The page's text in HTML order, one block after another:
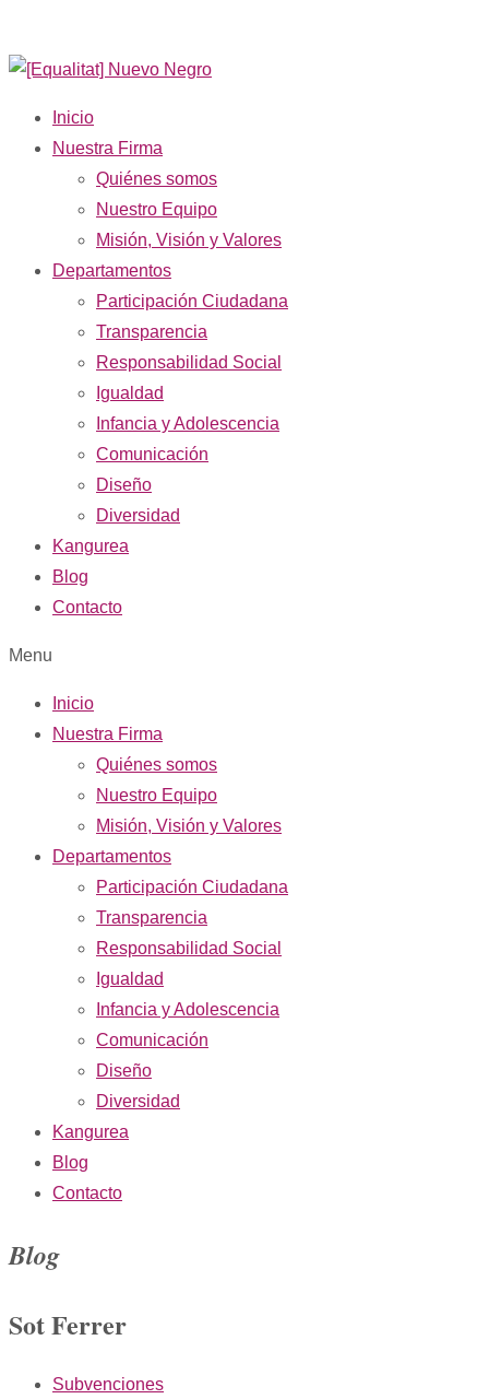
Inicio
Nuestra Firma
Quiénes somos
Nuestro Equipo
Misión, Visión y Valores
Departamentos
Participación Ciudadana
Transparencia
Responsabilidad Social
Igualdad
Infancia y Adolescencia
Comunicación
Diseño
Diversidad
Kangurea
Blog
Contacto
Menu
Inicio
Nuestra Firma
Quiénes somos
Nuestro Equipo
Misión, Visión y Valores
Departamentos
Participación Ciudadana
Transparencia
Responsabilidad Social
Igualdad
Infancia y Adolescencia
Comunicación
Diseño
Diversidad
Kangurea
Blog
Contacto
Blog
Sot Ferrer
Subvenciones